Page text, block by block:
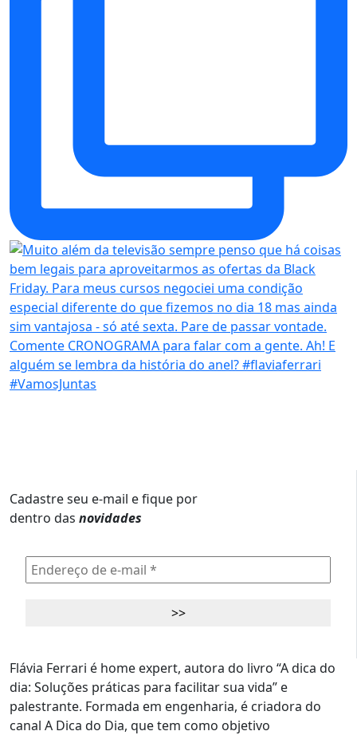
Cadastre seu e-mail e fique por
dentro das novidades
Flávia Ferrari é home expert, autora do livro “A dica do
dia: Soluções práticas para facilitar sua vida” e
palestrante. Formada em engenharia, é criadora do
canal A Dica do Dia, que tem como objetivo